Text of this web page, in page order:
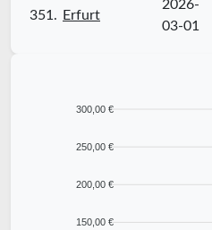
351. Erfurt
2026-
03-01
300,00 €
250,00 €
200,00 €
150,00 €